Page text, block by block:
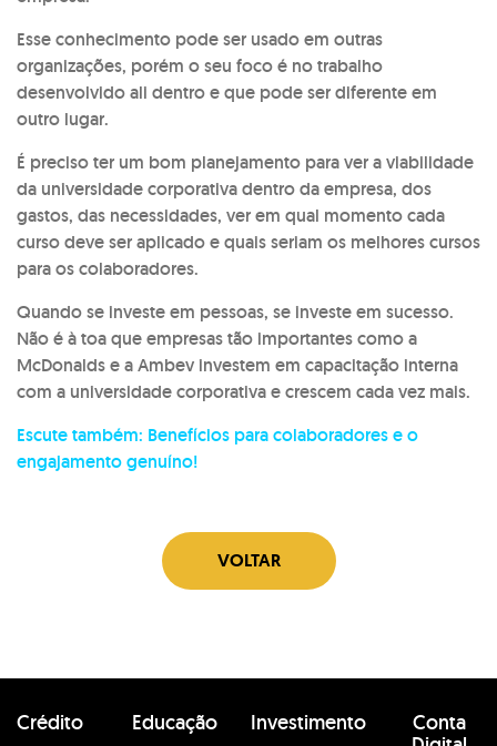
Esse conhecimento pode ser usado em outras
organizações, porém o seu foco é no trabalho
desenvolvido ali dentro e que pode ser diferente em
outro lugar.
É preciso ter um bom planejamento para ver a viabilidade
da universidade corporativa dentro da empresa, dos
gastos, das necessidades, ver em qual momento cada
curso deve ser aplicado e quais seriam os melhores cursos
para os colaboradores.
Quando se investe em pessoas, se investe em sucesso.
Não é à toa que empresas tão importantes como a
McDonalds e a Ambev investem em capacitação interna
com a universidade corporativa e crescem cada vez mais.
Escute também: Benefícios para colaboradores e o
engajamento genuíno!
VOLTAR
Crédito Educação Investimento
Conta